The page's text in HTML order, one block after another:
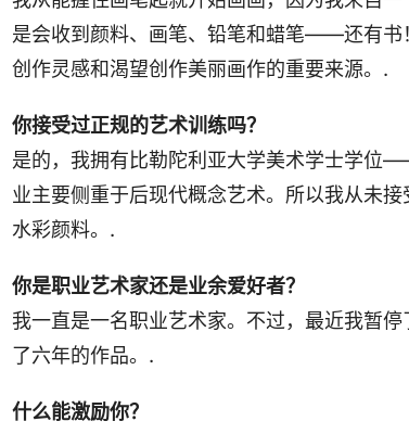
是会收到颜料、画笔、铅笔和蜡笔——还有
创作灵感和渴望创作美丽画作的重要来源。.
你接受过正规的艺术训练吗？
是的，我拥有比勒陀利亚大学美术学士学位
业主要侧重于后现代概念艺术。所以我从未
水彩颜料。.
你是职业艺术家还是业余爱好者？
我一直是一名职业艺术家。不过，最近我暂
了六年的作品。.
什么能激励你？